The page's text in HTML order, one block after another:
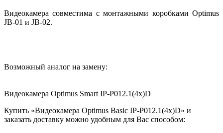
Видеокамера совместима с монтажными коробками Optimus
JB-01 и JB-02.
Возможный аналог на замену:
Видеокамера Optimus Smart IP-P012.1(4x)D
Купить «Видеокамера Optimus Basic IP-P012.1(4x)D» и
заказать доставку можно удобным для Вас способом: